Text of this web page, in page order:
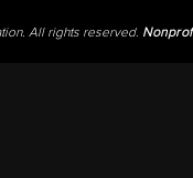
All rights reserved.